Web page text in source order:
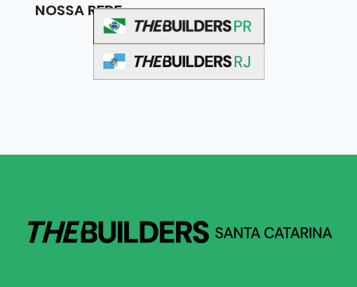
NOSSA REDE